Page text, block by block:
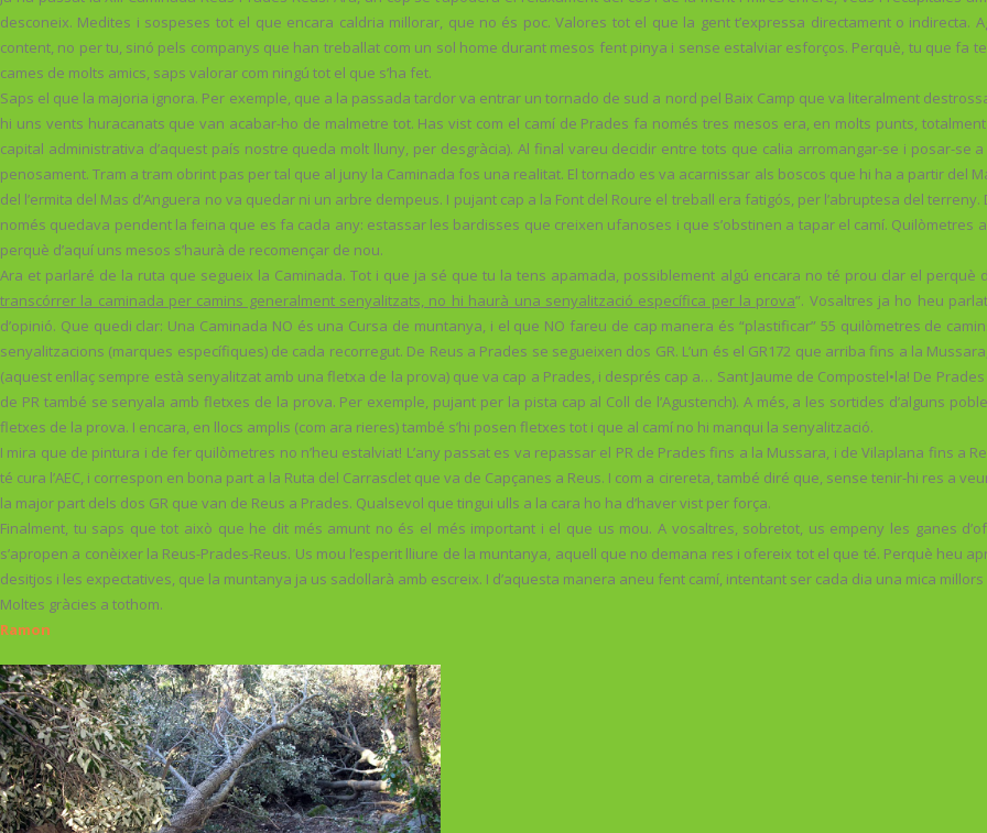
desconeix. Medites i sospeses tot el que encara caldria millorar, que no és poc. Valores tot el que la gent t’expressa directament o indirecta.
content, no per tu, sinó pels companys que han treballat com un sol home durant mesos fent pinya i sense estalviar esforços. Perquè, tu que fa
cames de molts amics, saps valorar com ningú tot el que s’ha fet.
Saps el que la majoria ignora. Per exemple, que a la passada tardor va entrar un tornado de sud a nord pel Baix Camp que va literalment
hi uns vents huracanats que van acabar-ho de malmetre tot. Has vist com el camí de Prades fa només tres mesos era, en molts punts,
capital administrativa d’aquest país nostre queda molt lluny, per desgràcia). Al final vareu decidir entre tots que calia arromangar-se i posar-
penosament. Tram a tram obrint pas per tal que al juny la Caminada fos una realitat. El tornado es va acarnissar als boscos que hi ha a partir del
del l’ermita del Mas d’Anguera no va quedar ni un arbre dempeus. I pujant cap a la Font del Roure el treball era fatigós, per l’abruptesa del
només quedava pendent la feina que es fa cada any: estassar les bardisses que creixen ufanoses i que s’obstinen a tapar el camí. Quilòmetres
perquè d’aquí uns mesos s’haurà de recomençar de nou.
Ara et parlaré de la ruta que segueix la Caminada. Tot i que ja sé que tu la tens apamada, possiblement algú encara no té prou clar el perquè
transcórrer la caminada per camins generalment senyalitzats, no hi haurà una senyalització específica per la prova”. Vosaltres ja ho heu
d’opinió. Que quedi clar: Una Caminada NO és una Cursa de muntanya, i el que NO fareu de cap manera és “plastificar” 55 quilòmetres de
senyalitzacions (marques específiques) de cada recorregut. De Reus a Prades se segueixen dos GR. L’un és el GR172 que arriba fins a la
(aquest enllaç sempre està senyalitzat amb una fletxa de la prova) que va cap a Prades, i després cap a… Sant Jaume de Compostel•la! De
de PR també se senyala amb fletxes de la prova. Per exemple, pujant per la pista cap al Coll de l’Agustench). A més, a les sortides d’alguns
fletxes de la prova. I encara, en llocs amplis (com ara rieres) també s’hi posen fletxes tot i que al camí no hi manqui la senyalització.
I mira que de pintura i de fer quilòmetres no n’heu estalviat! L’any passat es va repassar el PR de Prades fins a la Mussara, i de Vilaplana fins a
té cura l’AEC, i correspon en bona part a la Ruta del Carrasclet que va de Capçanes a Reus. I com a cirereta, també diré que, sense tenir-hi res a
la major part dels dos GR que van de Reus a Prades. Qualsevol que tingui ulls a la cara ho ha d’haver vist per força.
Finalment, tu saps que tot això que he dit més amunt no és el més important i el que us mou. A vosaltres, sobretot, us empeny les ganes
s’apropen a conèixer la Reus-Prades-Reus. Us mou l’esperit lliure de la muntanya, aquell que no demana res i ofereix tot el que té. Perquè heu
desitjos i les expectatives, que la muntanya ja us sadollarà amb escreix. I d’aquesta manera aneu fent camí, intentant ser cada dia una mica
Moltes gràcies a tothom.
Ramon